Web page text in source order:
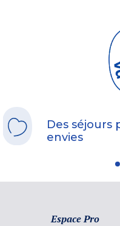
Des séjours
envies
Espace Pro